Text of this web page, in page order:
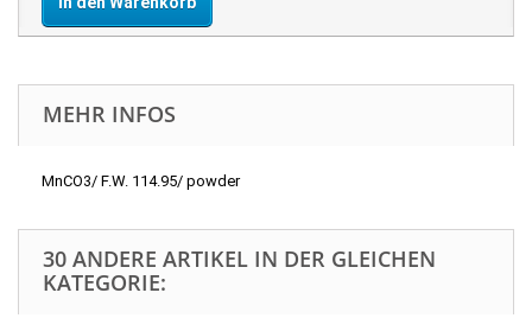
MEHR INFOS
MnCO3/ F.W. 114.95/ powder
30 ANDERE ARTIKEL IN DER GLEICHEN
KATEGORIE: